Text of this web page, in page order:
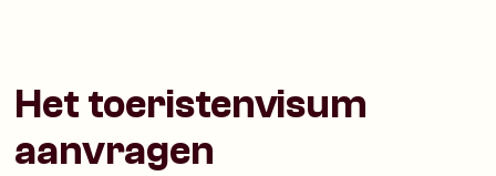
Het toeristenvisum
aanvragen